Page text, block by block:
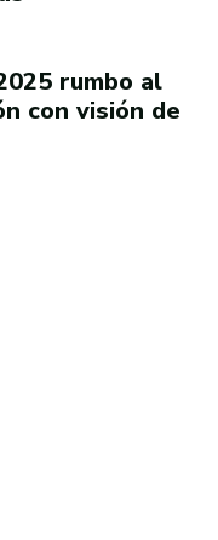
rumbo al
con visión de